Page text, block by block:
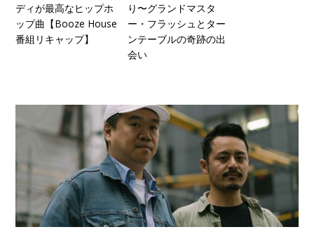
ディが最高なヒップホ
ップ曲【Booze House
番組リキャップ】
り〜グランドマスタ
ー・フラッシュとター
ンテーブルの奇跡の出
会い